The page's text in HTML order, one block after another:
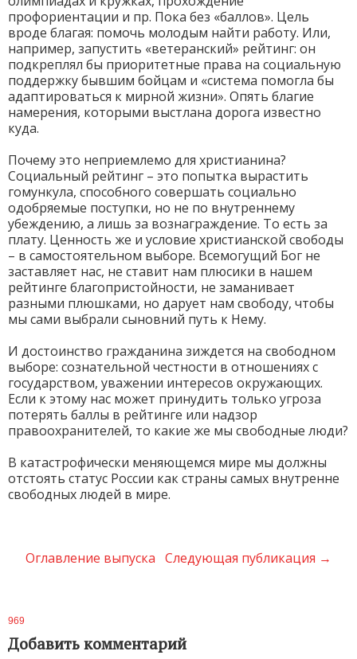
профориентации и пр. Пока без «баллов». Цель
вроде благая: помочь молодым найти работу. Или,
например, запустить «ветеранский» рейтинг: он
подкреплял бы приоритетные права на социальную
поддержку бывшим бойцам и «система помогла бы
адаптироваться к мирной жизни». Опять благие
намерения, которыми выстлана дорога известно
куда.
Почему это неприемлемо для христианина?
Социальный рейтинг – это попытка вырастить
гомункула, способного совершать социально
одобряемые поступки, но не по внутреннему
убеждению, а лишь за вознаграждение. То есть за
плату. Ценность же и условие христианской свободы
– в самостоятельном выборе. Всемогущий Бог не
заставляет нас, не ставит нам плюсики в нашем
рейтинге благопристойности, не заманивает
разными плюшками, но дарует нам свободу, чтобы
мы сами выбрали сыновний путь к Нему.
И достоинство гражданина зиждется на свободном
выборе: сознательной честности в отношениях с
государством, уважении интересов окружающих.
Если к этому нас может принудить только угроза
потерять баллы в рейтинге или надзор
правоохранителей, то какие же мы свободные люди?
В катастрофически меняющемся мире мы должны
отстоять статус России как страны самых внутренне
свободных людей в мире.
Оглавление выпуска Следующая публикация →
969
Добавить комментарий